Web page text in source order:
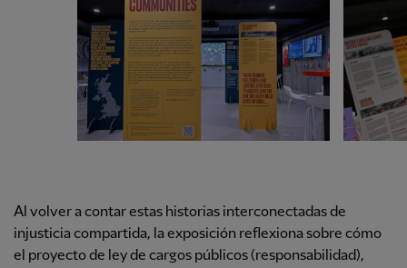
Al volver a contar estas historias interconectadas de
injusticia compartida, la exposición reflexiona sobre cómo
el proyecto de ley de cargos públicos (responsabilidad),